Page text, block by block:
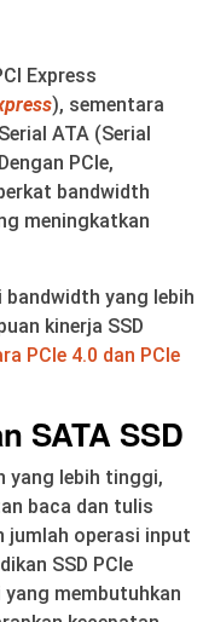
Express
), sementara
ATA (Serial
PCIe,
bandwidth
meningkatkan
bandwidth yang lebih
kinerja SSD
PCIe 4.0 dan PCIe
SATA SSD
yang lebih tinggi,
baca dan tulis
jumlah operasi input
SSD PCIe
membutuhkan